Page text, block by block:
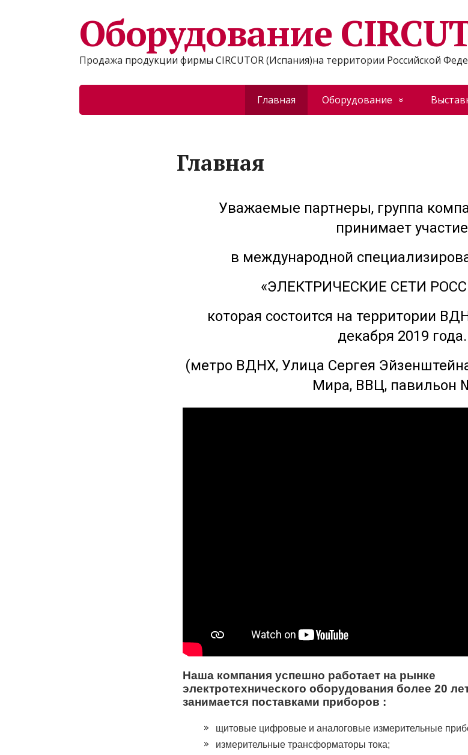
Оборудование
Продажа продукции фирмы CIRCUTOR (Испания)на территории Российской
Главная Оборудование
Главная
Уважаемые партнеры, группа
принимает участие
в международной
«ЭЛЕКТРИЧЕСКИЕ СЕТИ
которая состоится на территории
декабря 2019 года.
(метро ВДНХ, Улица Сергея
Мира, ВВЦ, павильон
Наша компания успешно работает на рынке
электротехнического оборудования более 20
занимается поставками приборов :
щитовые цифровые и аналоговые измерительные
измерительные трансформаторы тока;